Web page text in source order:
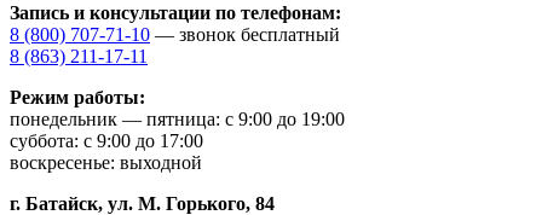
Запись и консультации по телефонам:
8 (800) 707-71-10 — звонок бесплатный
8 (863) 211-17-11
Режим работы:
понедельник — пятница: с 9:00 до 19:00
суббота: с 9:00 до 17:00
воскресенье: выходной
г. Батайск, ул. М. Горького, 84